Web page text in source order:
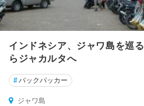
インドネシア、ジャワ島を巡
らジャカルタへ
#バックパッカー
ジャワ島